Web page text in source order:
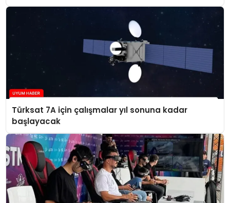
Türksat 7A için çalışmalar yıl sonuna kadar
başlayacak